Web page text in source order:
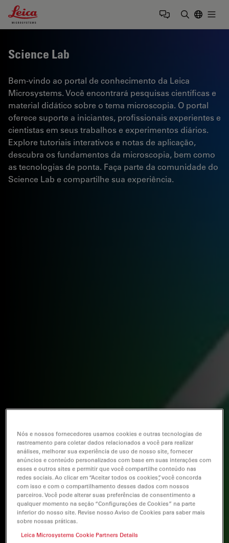
Leica Microsystems Logo
Science Lab
Bem-vindo ao portal de conhecimento da Leica
Microsystems. Você encontrará pesquisas científicas e
material didático sobre o tema microscopia. O portal
oferece suporte a iniciantes, profissionais experientes e
cientistas em seus trabalhos e experimentos diários.
Explore tutoriais interativos e notas de aplicação,
descubra os fundamentos da microscopia, bem como
as tecnologias de ponta. Faça parte da comunidade do
Science Lab e compartilhe sua experiência.
Nós e nossos fornecedores usamos cookies e outras tecnologias de
rastreamento para coletar dados relacionados a você para realizar
análises, melhorar sua experiência de uso de nosso site, fornecer
anúncios e conteúdo personalizados com base em suas interações com
esses e outros sites e permitir que você compartilhe conteúdo nas
redes sociais. Ao clicar em “Aceitar todos os cookies”, você concorda
com isso e com o compartilhamento desses dados com nossos
parceiros. Você pode alterar suas preferências de consentimento a
qualquer momento na seção “Configurações de Cookies” na parte
inferior do nosso site. Revise nosso Aviso de Cookies para saber mais
sobre nossas práticas.
Leica Microsystems Cookie Partners Details